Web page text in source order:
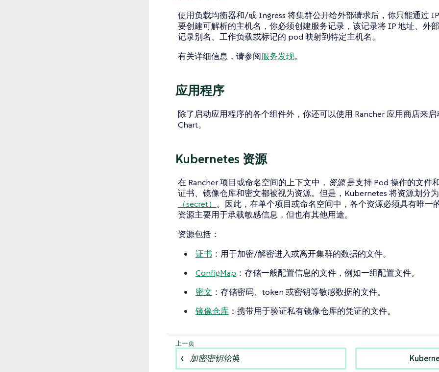
使用负载均衡器和/或 Ingress 将集群公开给外部请求后，你只能通过 IP
要创建可解析的主机名，你必须创建服务记录，该记录将 IP 地址、外
记录别名、工作负载或标记的 pod 映射到特定主机名。
有关详细信息，请参阅服务发现。
应用程序
除了启动应用程序的各个组件外，你还可以使用 Rancher 应用商店来
Chart。
Kubernetes 资源
在 Rancher 项目或命名空间的上下文中， 资源是支持 Pod 操作的文件
证书、镜像仓库和密文都被视为资源。但是，Kubernetes 将资源划分
（secret） 。因此，在单个项目或命名空间中，各个资源必须具有唯一
资源主要用于承载敏感信息，但也有其他用途。
资源包括：
证书 ：用于加密/解密进入或离开集群的数据的文件。
ConfigMap ：存储一般配置信息的文件，例如一组配置文件。
密文 ：存储密码、token 或密钥等敏感数据的文件。
镜像仓库：携带用于验证私有镜像仓库的凭证的文件。
加密密钥轮换